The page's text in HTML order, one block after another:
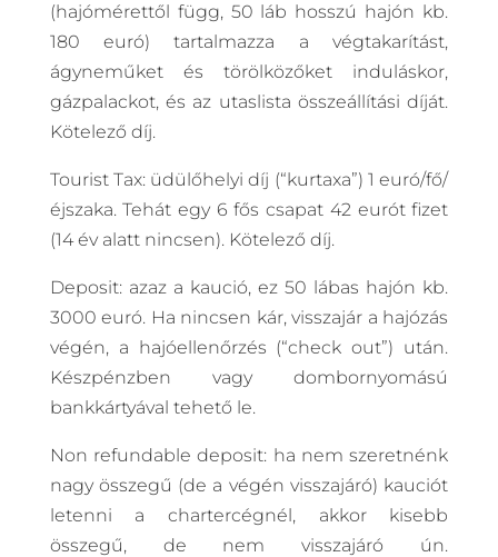
(hajómérettől függ, 50 láb hosszú hajón kb.
180 euró) tartalmazza a végtakarítást,
ágyneműket és törölközőket induláskor,
gázpalackot, és az utaslista összeállítási díját.
Kötelező díj.
Tourist Tax: üdülőhelyi díj (“kurtaxa”) 1 euró/fő/
éjszaka. Tehát egy 6 fős csapat 42 eurót fizet
(14 év alatt nincsen). Kötelező díj.
Deposit: azaz a kaució, ez 50 lábas hajón kb.
3000 euró. Ha nincsen kár, visszajár a hajózás
végén, a hajóellenőrzés (“check out”) után.
Készpénzben vagy dombornyomású
bankkártyával tehető le.
Non refundable deposit: ha nem szeretnénk
nagy összegű (de a végén visszajáró) kauciót
letenni a chartercégnél, akkor kisebb
összegű, de nem visszajáró ún.